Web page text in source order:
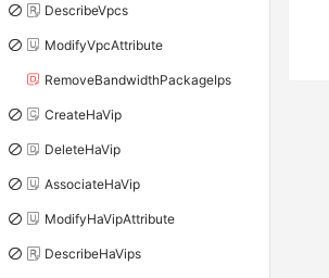
DescribeVpcs
ModifyVpcAttribute
RemoveBandwidthPackageIps
CreateHaVip
DeleteHaVip
AssociateHaVip
ModifyHaVipAttribute
DescribeHaVips